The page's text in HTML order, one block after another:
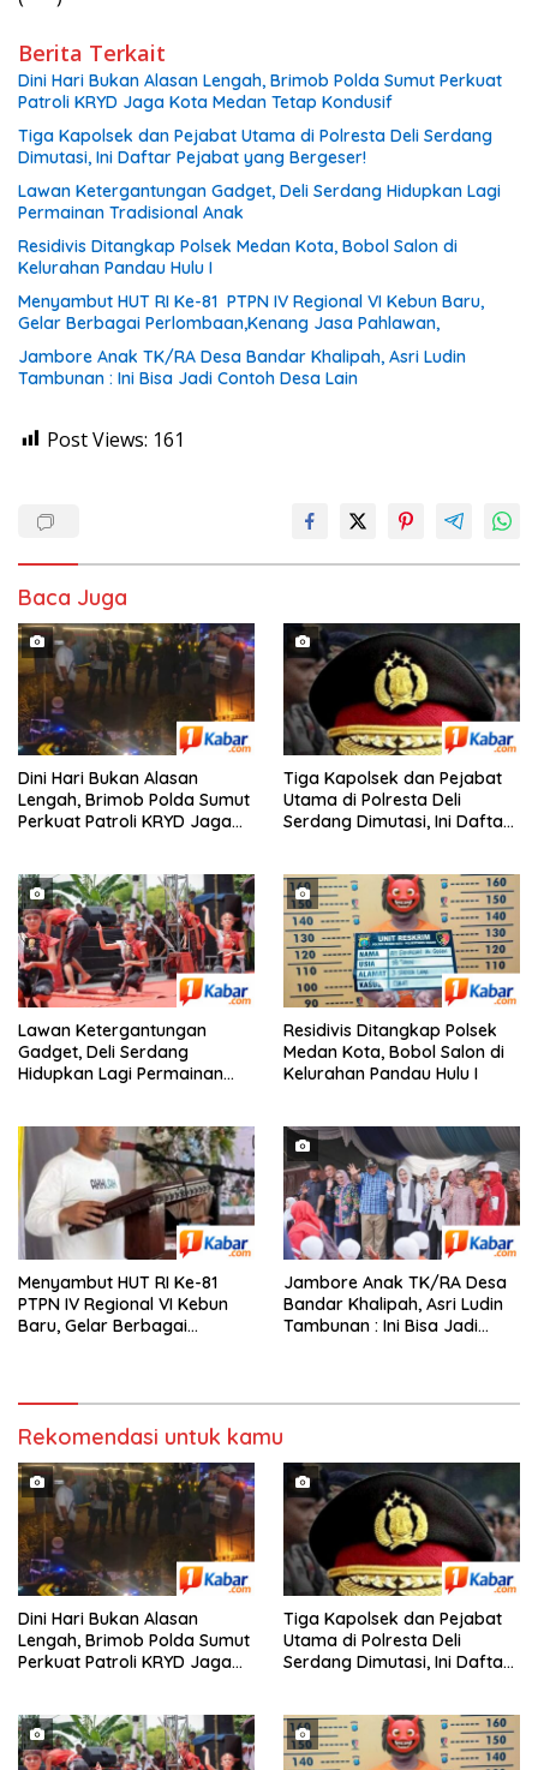
Berita Terkait
Dini Hari Bukan Alasan Lengah, Brimob Polda Sumut Perkuat
Patroli KRYD Jaga Kota Medan Tetap Kondusif
Tiga Kapolsek dan Pejabat Utama di Polresta Deli Serdang
Dimutasi, Ini Daftar Pejabat yang Bergeser!
Lawan Ketergantungan Gadget, Deli Serdang Hidupkan Lagi
Permainan Tradisional Anak
Residivis Ditangkap Polsek Medan Kota, Bobol Salon di
Kelurahan Pandau Hulu I
Menyambut HUT RI Ke-81 PTPN IV Regional VI Kebun Baru,
Gelar Berbagai Perlombaan,Kenang Jasa Pahlawan,
Jambore Anak TK/RA Desa Bandar Khalipah, Asri Ludin
Tambunan : Ini Bisa Jadi Contoh Desa Lain
Post Views: 161
Baca Juga
Dini Hari Bukan Alasan
Lengah, Brimob Polda Sumut
Perkuat Patroli KRYD Jaga
Tiga Kapolsek dan Pejabat
Utama di Polresta Deli
Serdang Dimutasi, Ini Daftar
Lawan Ketergantungan
Gadget, Deli Serdang
Hidupkan Lagi Permainan
Residivis Ditangkap Polsek
Medan Kota, Bobol Salon di
Kelurahan Pandau Hulu I
Menyambut HUT RI Ke-81
PTPN IV Regional VI Kebun
Baru, Gelar Berbagai
Jambore Anak TK/RA Desa
Bandar Khalipah, Asri Ludin
Tambunan : Ini Bisa Jadi
Rekomendasi untuk kamu
Dini Hari Bukan Alasan
Lengah, Brimob Polda Sumut
Perkuat Patroli KRYD Jaga
Tiga Kapolsek dan Pejabat
Utama di Polresta Deli
Serdang Dimutasi, Ini Daftar